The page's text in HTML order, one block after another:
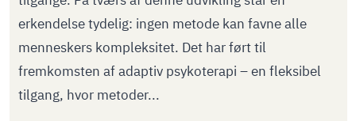
erkendelse tydelig: ingen metode kan favne alle
menneskers kompleksitet. Det har ført til
fremkomsten af adaptiv psykoterapi – en fleksibel
tilgang, hvor metoder...